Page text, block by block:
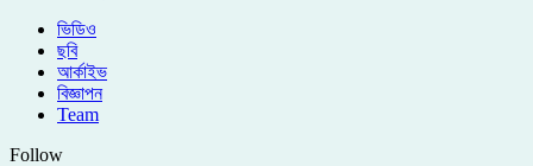
ভিডিও
ছবি
আর্কাইভ
বিজ্ঞাপন
Team
Follow